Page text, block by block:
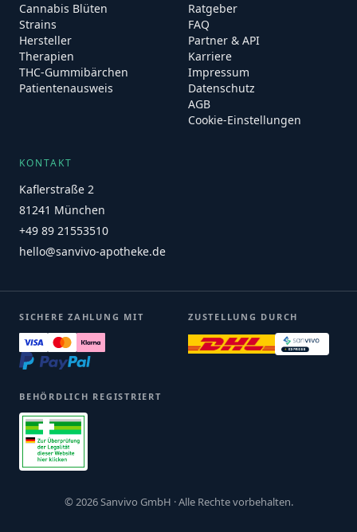
Cannabis Blüten
Strains
Hersteller
Therapien
THC-Gummibärchen
Patientenausweis
Ratgeber
FAQ
Partner & API
Karriere
Impressum
Datenschutz
AGB
Cookie-Einstellungen
KONTAKT
Kaflerstraße 2
81241 München
+49 89 21553510
hello@sanvivo-apotheke.de
SICHERE ZAHLUNG MIT ZUSTELLUNG DURCH
BEHÖRDLICH REGISTRIERT
© 2026 Sanvivo GmbH · Alle Rechte vorbehalten.